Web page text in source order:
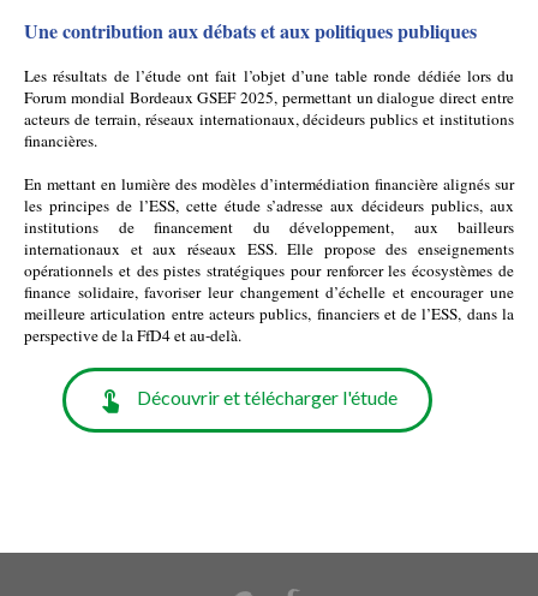
Une contribution aux débats et aux politiques publiques
Les résultats de l’étude ont fait l’objet d’une table ronde dédiée lors du
Forum mondial Bordeaux GSEF 2025, permettant un dialogue direct entre
acteurs de terrain, réseaux internationaux, décideurs publics et institutions
financières.
En mettant en lumière des modèles d’intermédiation financière alignés sur
les principes de l’ESS, cette étude s’adresse aux décideurs publics, aux
institutions de financement du développement, aux bailleurs
internationaux et aux réseaux ESS. Elle propose des enseignements
opérationnels et des pistes stratégiques pour renforcer les écosystèmes de
finance solidaire, favoriser leur changement d’échelle et encourager une
meilleure articulation entre acteurs publics, financiers et de l’ESS, dans la
perspective de la FfD4 et au-delà.
Découvrir et télécharger l'étude